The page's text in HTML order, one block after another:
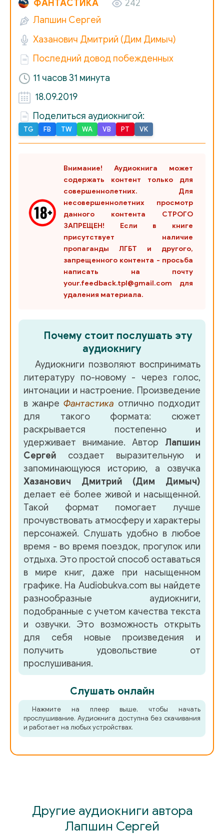
032
036
044
045
046
048
049
050
051
ФАНТАСТИКА
242
Лапшин Сергей
Хазанович Дмитрий (Дим Димыч)
Последний довод побежденных
11 часов 31 минута
18.09.2019
Поделиться аудиокнигой:
TG FB TW WA VB PT VK
Внимание! Аудиокнига может
содержать контент только для
совершеннолетних. Для
несовершеннолетних просмотр
данного контента СТРОГО
ЗАПРЕЩЕН! Если в книге
присутствует наличие
пропаганды ЛГБТ и другого,
запрещенного контента - просьба
написать на почту
your.feedback.tpl@gmail.com для
удаления материала.
Почему стоит послушать эту
аудиокнигу
Аудиокниги позволяют воспринимать
литературу по-новому - через голос,
интонации и настроение. Произведение
в жанре Фантастика отлично подходит
для такого формата: сюжет
раскрывается постепенно и
удерживает внимание. Автор Лапшин
Сергей создает выразительную и
запоминающуюся историю, а озвучка
Хазанович Дмитрий (Дим Димыч)
делает её более живой и насыщенной.
Такой формат помогает лучше
прочувствовать атмосферу и характеры
персонажей. Слушать удобно в любое
время - во время поездок, прогулок или
отдыха. Это простой способ оставаться
в мире книг, даже при насыщенном
графике. На Audiobukva.com вы найдете
разнообразные аудиокниги,
подобранные с учетом качества текста
и озвучки. Это возможность открыть
для себя новые произведения и
получить удовольствие от
прослушивания.
Слушать онлайн
Нажмите на плеер выше, чтобы начать
прослушивание. Аудиокнига доступна без скачивания
и работает на любых устройствах.
Другие аудиокниги автора
Лапшин Сергей